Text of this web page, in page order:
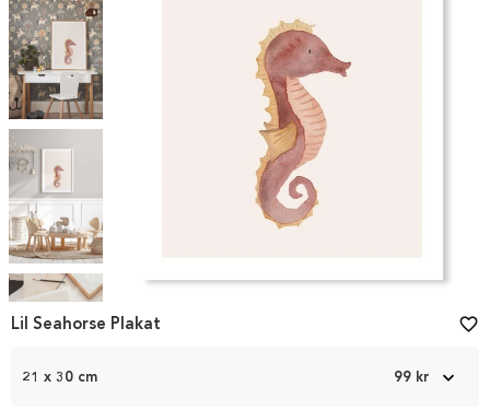
Item
1
21 x 30 cm 99 kr
Lil Seahorse Plakat favorite_border